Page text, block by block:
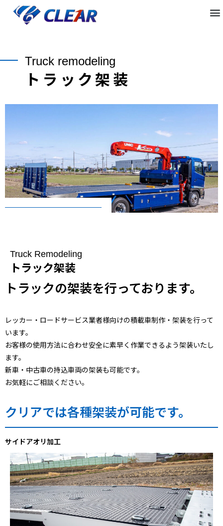
Truck remodeling
トラック架装
Truck Remodeling
トラック架装
トラックの架装を行っております。
レッカー・ロードサービス業者様向けの積載車制作・架装を行って
います。
お客様の使用方法に合わせ安全に素早く作業できるよう架装いたし
ます。
新車・中古車の持込車両の架装も可能です。
お気軽にご相談ください。
クリアでは各種架装が可能です。
サイドアオリ加工